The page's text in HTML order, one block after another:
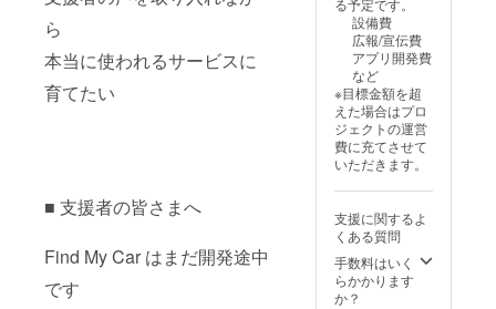
ら
本当に使われるサービスに
育てたい
■ 支援者の皆さまへ
Find My Car はまだ開発途中
です
プロ
ジェク
トは開
発段階
のた
め、仕
様や提
供時期
が変更
となる
可能性
があり
ます。
支援金
は開
発・検
年9月頃
／割引
購入案
内は準
備が整
い次第
※本リ
ターン
に
Tracker
本体は
ませ
ん。 ※
送料は
別途ご
いる期
間中は
追加課
金なく
いただ
けま
す。 お
すす
め：
サービ
りに関
わりた
い方 お
届け時
期：
けに先
行導入
（1アカ
ウン
提供
し、ご
希望に
応じて
プロ
ジェク
ジへ社
名・ロ
ゴを掲
載しま
す。 お
る予定です。
設備費
広報/宣伝費
アプリ開発費
など
※目標金額を超
えた場合はプロ
ジェクトの運営
費に充てさせて
いただきます。
支援に関するよ
くある質問
手数料はいく
らかかります
か？